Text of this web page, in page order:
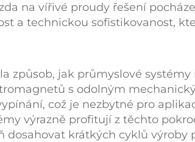
na vířivé proudy řešení
a technickou sofistikovanost,
způsob, jak průmyslové systémy
s odolným
což je nezbytné pro
výrazně profitují z těchto
krátkých cyklů výroby